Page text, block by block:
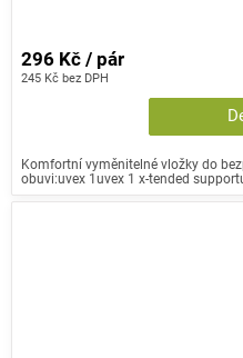
245 Kč bez DPH
296 Kč / pár
Komfortní vyměnitelné vložky do
obuvi:uvex 1uvex 1 x-tended